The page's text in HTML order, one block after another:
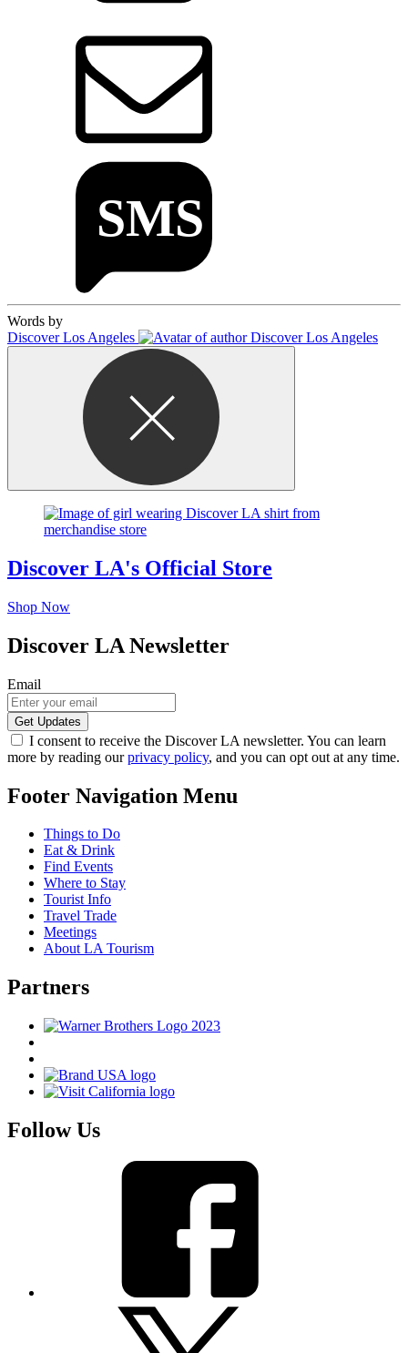
Words by
Discover Los Angeles
Discover LA's Official Store
Shop Now
Discover LA Newsletter
Email
I consent to receive the Discover LA newsletter. You can learn
more by reading ourprivacy policy, and you can opt out at any time.
Footer Navigation Menu
Things to Do
Eat & Drink
Find Events
Where to Stay
Tourist Info
Travel Trade
Meetings
About LA Tourism
Partners
Follow Us